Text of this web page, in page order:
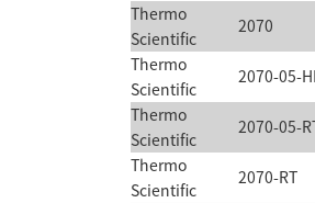
Thermo
Scientific
2070
Thermo
Scientific
2070-05-
Thermo
Scientific
2070-05-
Thermo
Scientific
2070-RT